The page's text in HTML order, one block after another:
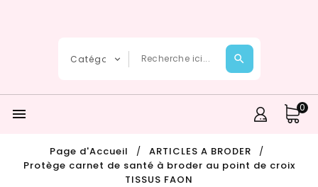
 0
Page d'Accueil
ARTICLES A BRODER
Protège carnet de santé à broder au point de croix
TISSUS FAON